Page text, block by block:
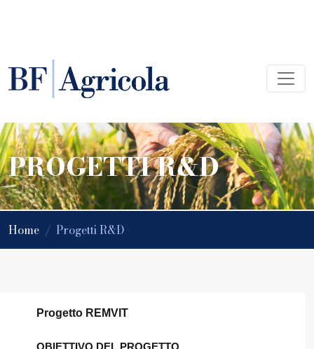
PROGETTI R&D
Home / Progetti R&D
Progetto REMVIT
OBIETTIVO DEL PROGETTO